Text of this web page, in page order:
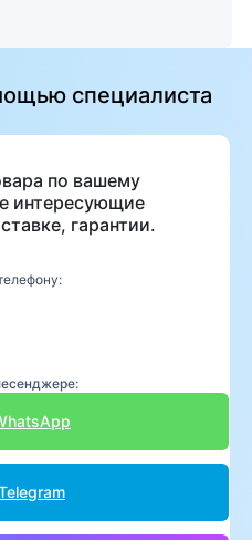
специалиста
по вашему
интересующие
гарантии.